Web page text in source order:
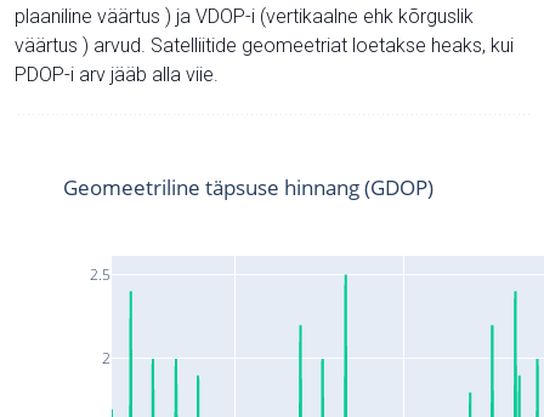
plaaniline väärtus ) ja VDOP-i (vertikaalne ehk kõrguslik
väärtus ) arvud. Satelliitide geomeetriat loetakse heaks, kui
PDOP-i arv jääb alla viie.
2
2.5
Geomeetriline täpsuse hinnang (GDOP)